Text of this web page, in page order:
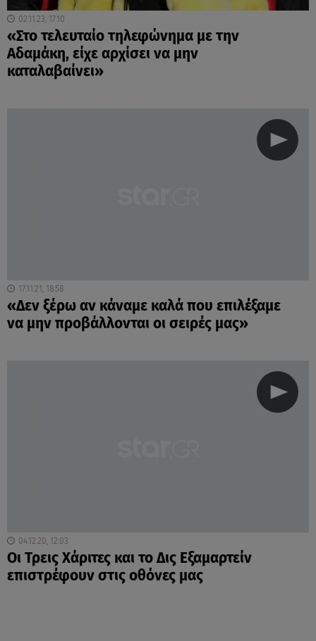
02.11.23, 17:10
«Στο τελευταίο τηλεφώνημα με την
Αδαμάκη, είχε αρχίσει να μην
καταλαβαίνει»
17.11.21, 18:58
«Δεν ξέρω αν κάναμε καλά που επιλέξαμε
να μην προβάλλονται οι σειρές μας»
04.12.20, 12:03
Οι Τρεις Χάριτες και το Δις Εξαμαρτείν
επιστρέφουν στις οθόνες μας